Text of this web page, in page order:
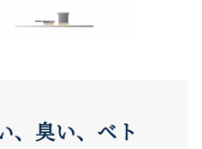
、臭い、ベト